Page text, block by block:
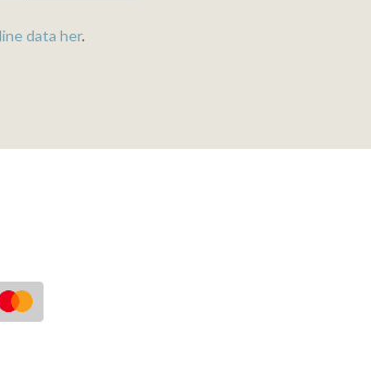
data her.